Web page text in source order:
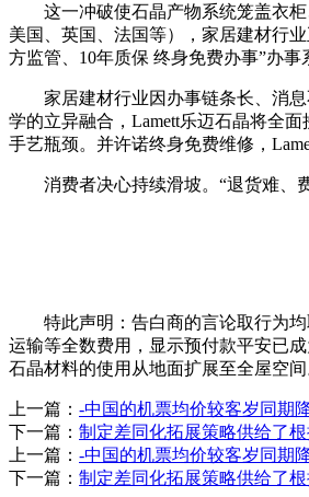
这一冲破使石晶产物系统笼盖衣柜
美国、英国、法国等），家居建材行
方监管、10年质保 终身免费办事”办
家居建材行业因办事链条长、消息
学的立异融合，Lamett乐迈石晶将全
手艺瓶颈。并许诺终身免费维修，
消费者决心持续滑坡。“退货难、费
特此声明：告白商的言论取行为均
运输等全数费用，显示预付款平安已
石晶材料的使用从地面扩展至全屋空
上一篇： -中国的机票均价较客岁同期
下一篇： 制定差同化拓展策略供给了
上一篇： -中国的机票均价较客岁同期
下一篇： 制定差同化拓展策略供给了